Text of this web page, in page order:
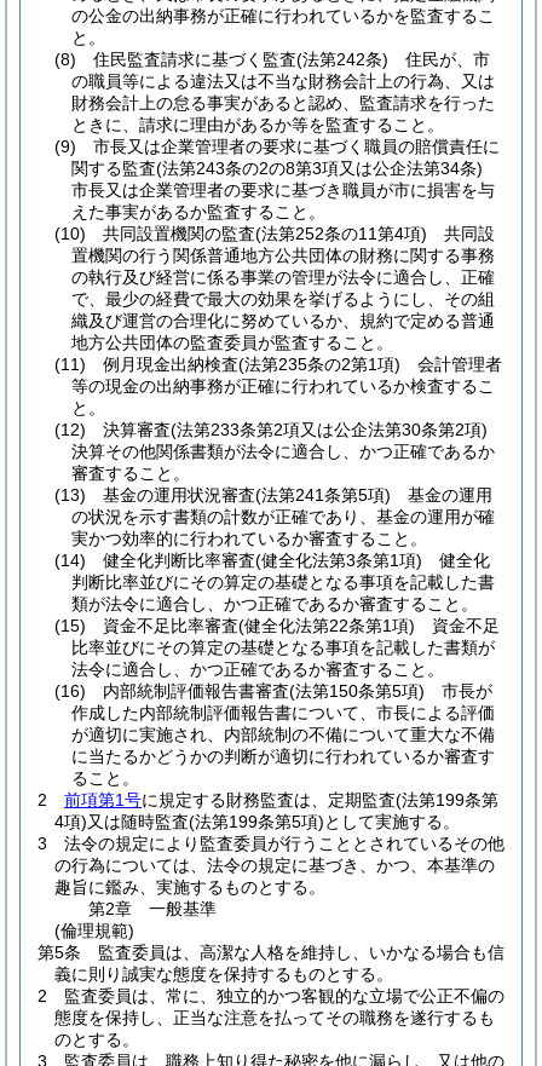
の公金の出納事務が正確に行われているかを監査するこ
と。
(8)
住民監査請求に基づく監査(法第242条) 住民が、市
の職員等による違法又は不当な財務会計上の行為、又は
財務会計上の怠る事実があると認め、監査請求を行った
ときに、請求に理由があるか等を監査すること。
(9)
市長又は企業管理者の要求に基づく職員の賠償責任に
関する監査(法第243条の2の8第3項又は公企法第34条)
市長又は企業管理者の要求に基づき職員が市に損害を与
えた事実があるか監査すること。
(10)
共同設置機関の監査(法第252条の11第4項) 共同設
置機関の行う関係普通地方公共団体の財務に関する事務
の執行及び経営に係る事業の管理が法令に適合し、正確
で、最少の経費で最大の効果を挙げるようにし、その組
織及び運営の合理化に努めているか、規約で定める普通
地方公共団体の監査委員が監査すること。
(11)
例月現金出納検査(法第235条の2第1項) 会計管理者
等の現金の出納事務が正確に行われているか検査するこ
と。
(12)
決算審査(法第233条第2項又は公企法第30条第2項)
決算その他関係書類が法令に適合し、かつ正確であるか
審査すること。
(13)
基金の運用状況審査(法第241条第5項) 基金の運用
の状況を示す書類の計数が正確であり、基金の運用が確
実かつ効率的に行われているか審査すること。
(14)
健全化判断比率審査(健全化法第3条第1項) 健全化
判断比率並びにその算定の基礎となる事項を記載した書
類が法令に適合し、かつ正確であるか審査すること。
(15)
資金不足比率審査(健全化法第22条第1項) 資金不足
比率並びにその算定の基礎となる事項を記載した書類が
法令に適合し、かつ正確であるか審査すること。
(16)
内部統制評価報告書審査(法第150条第5項) 市長が
作成した内部統制評価報告書について、市長による評価
が適切に実施され、内部統制の不備について重大な不備
に当たるかどうかの判断が適切に行われているか審査す
ること。
2
前項第1号に規定する財務監査は、定期監査(法第199条第
4項)又は随時監査(法第199条第5項)として実施する。
3
法令の規定により監査委員が行うこととされているその他
の行為については、法令の規定に基づき、かつ、本基準の
趣旨に鑑み、実施するものとする。
第2章
一般基準
(倫理規範)
第5条
監査委員は、高潔な人格を維持し、いかなる場合も信
義に則り誠実な態度を保持するものとする。
2
監査委員は、常に、独立的かつ客観的な立場で公正不偏の
態度を保持し、正当な注意を払ってその職務を遂行するも
のとする。
3
監査委員は、職務上知り得た秘密を他に漏らし、又は他の